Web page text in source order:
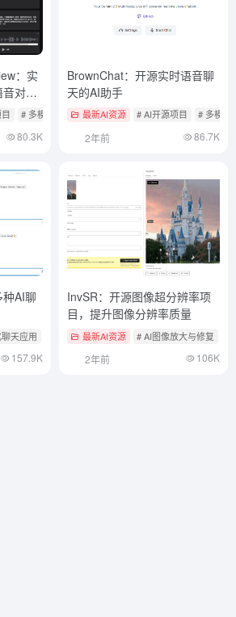
：实
对话
# 多模态实时互动产品
80.3K
BrownChat：开源实时语音聊
天的AI助手
最新AI资源 # AI开源项目 # 多模态
2年前 86.7K
AI聊
天应用 # 浏览器AI助手
157.9K
InvSR：开源图像超分辨率项
目，提升图像分辨率质量
最新AI资源 # AI图像放大与修复
2年前 106K